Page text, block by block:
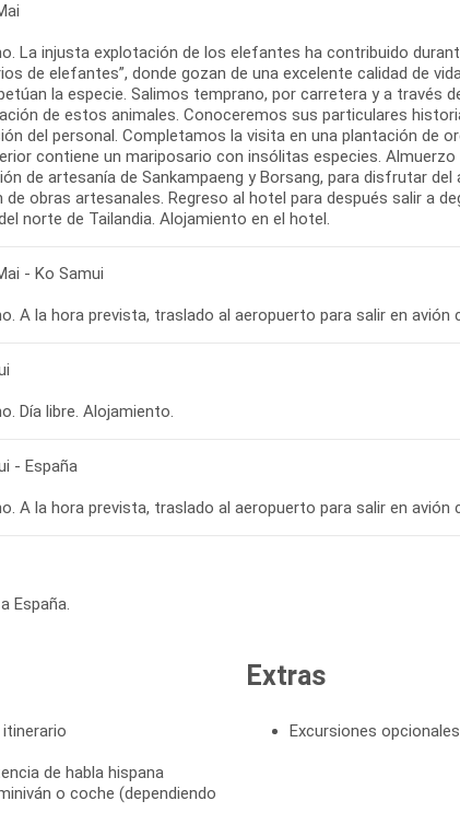
La injusta explotación de los elefantes ha contribuido
de elefantes”, donde gozan de una excelente calidad de
la especie. Salimos temprano, por carretera y a través
de estos animales. Conoceremos sus particulares
del personal. Completamos la visita en una plantación de
contiene un mariposario con insólitas especies.
de artesanía de Sankampaeng y Borsang, para disfrutar
de obras artesanales. Regreso al hotel para después salir a
norte de Tailandia. Alojamiento en el hotel.
- Ko Samui
Día libre. Alojamiento.
- España
A la hora prevista, traslado al aeropuerto para salir en avión
España.
de habla hispana
o coche (dependiendo
Extras
Excursiones opcionales